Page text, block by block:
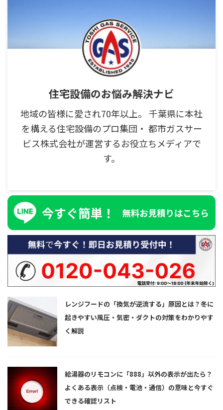
住宅設備のお悩み解決ナビ
地域の皆様に愛され70年以上。 千葉県に本社
を構える住宅設備のプロ集団・ 都市ガスサー
ビス株式会社が運営するお役立ちメディアで
す。
レンジフードの「換気が逆流する」原因とは？冬に
起きやすい風圧・気密・ダクトの対策をわかりやす
く解説
給湯器のリモコンに「888」以外の表示が出たら？
よくある表示（点検・電池・通信）の意味と今すぐ
できる確認リスト